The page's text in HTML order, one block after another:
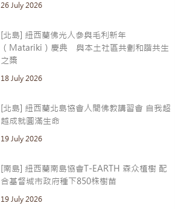
26 July 2026
[北島] 紐西蘭佛光人參與毛利新年
（Matariki）慶典 與本土社區共劃和諧共生
之槳
18 July 2026
[北島] 紐西蘭北島協會人間佛教講習會 自我超
越成就圓滿生命
19 July 2026
[南島] 紐西蘭南島協會T-EARTH 森众植樹 配
合基督城市政府種下850株樹苗
19 July 2026